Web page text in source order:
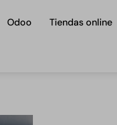
Odoo Tiendas online